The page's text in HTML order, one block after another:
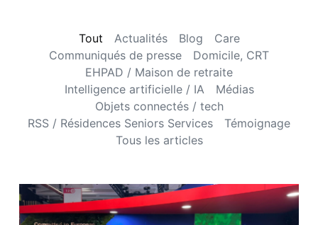
Actualités Blog
Care
Communiqués de presse
Domicile, CRT
EHPAD / Maison de retraite
Intelligence artificielle / IA
Médias
Objets connectés / tech
RSS / Résidences Seniors Services
Témoignage
Tous les articles
Tout